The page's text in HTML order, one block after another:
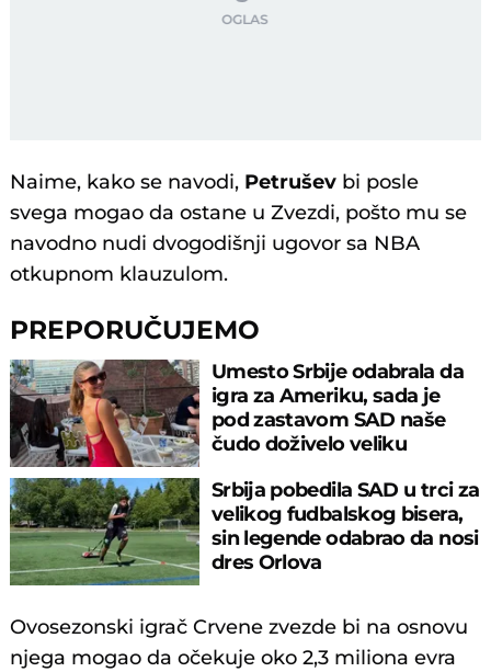
Naime, kako se navodi, Petrušev bi posle
svega mogao da ostane u Zvezdi, pošto mu se
navodno nudi dvogodišnji ugovor sa NBA
otkupnom klauzulom.
PREPORUČUJEMO
Umesto Srbije odabrala da
igra za Ameriku, sada je
pod zastavom SAD naše
čudo doživelo veliku
Srbija pobedila SAD u trci za
velikog fudbalskog bisera,
sin legende odabrao da nosi
dres Orlova
Ovosezonski igrač Crvene zvezde bi na osnovu
njega mogao da očekuje oko 2,3 miliona evra